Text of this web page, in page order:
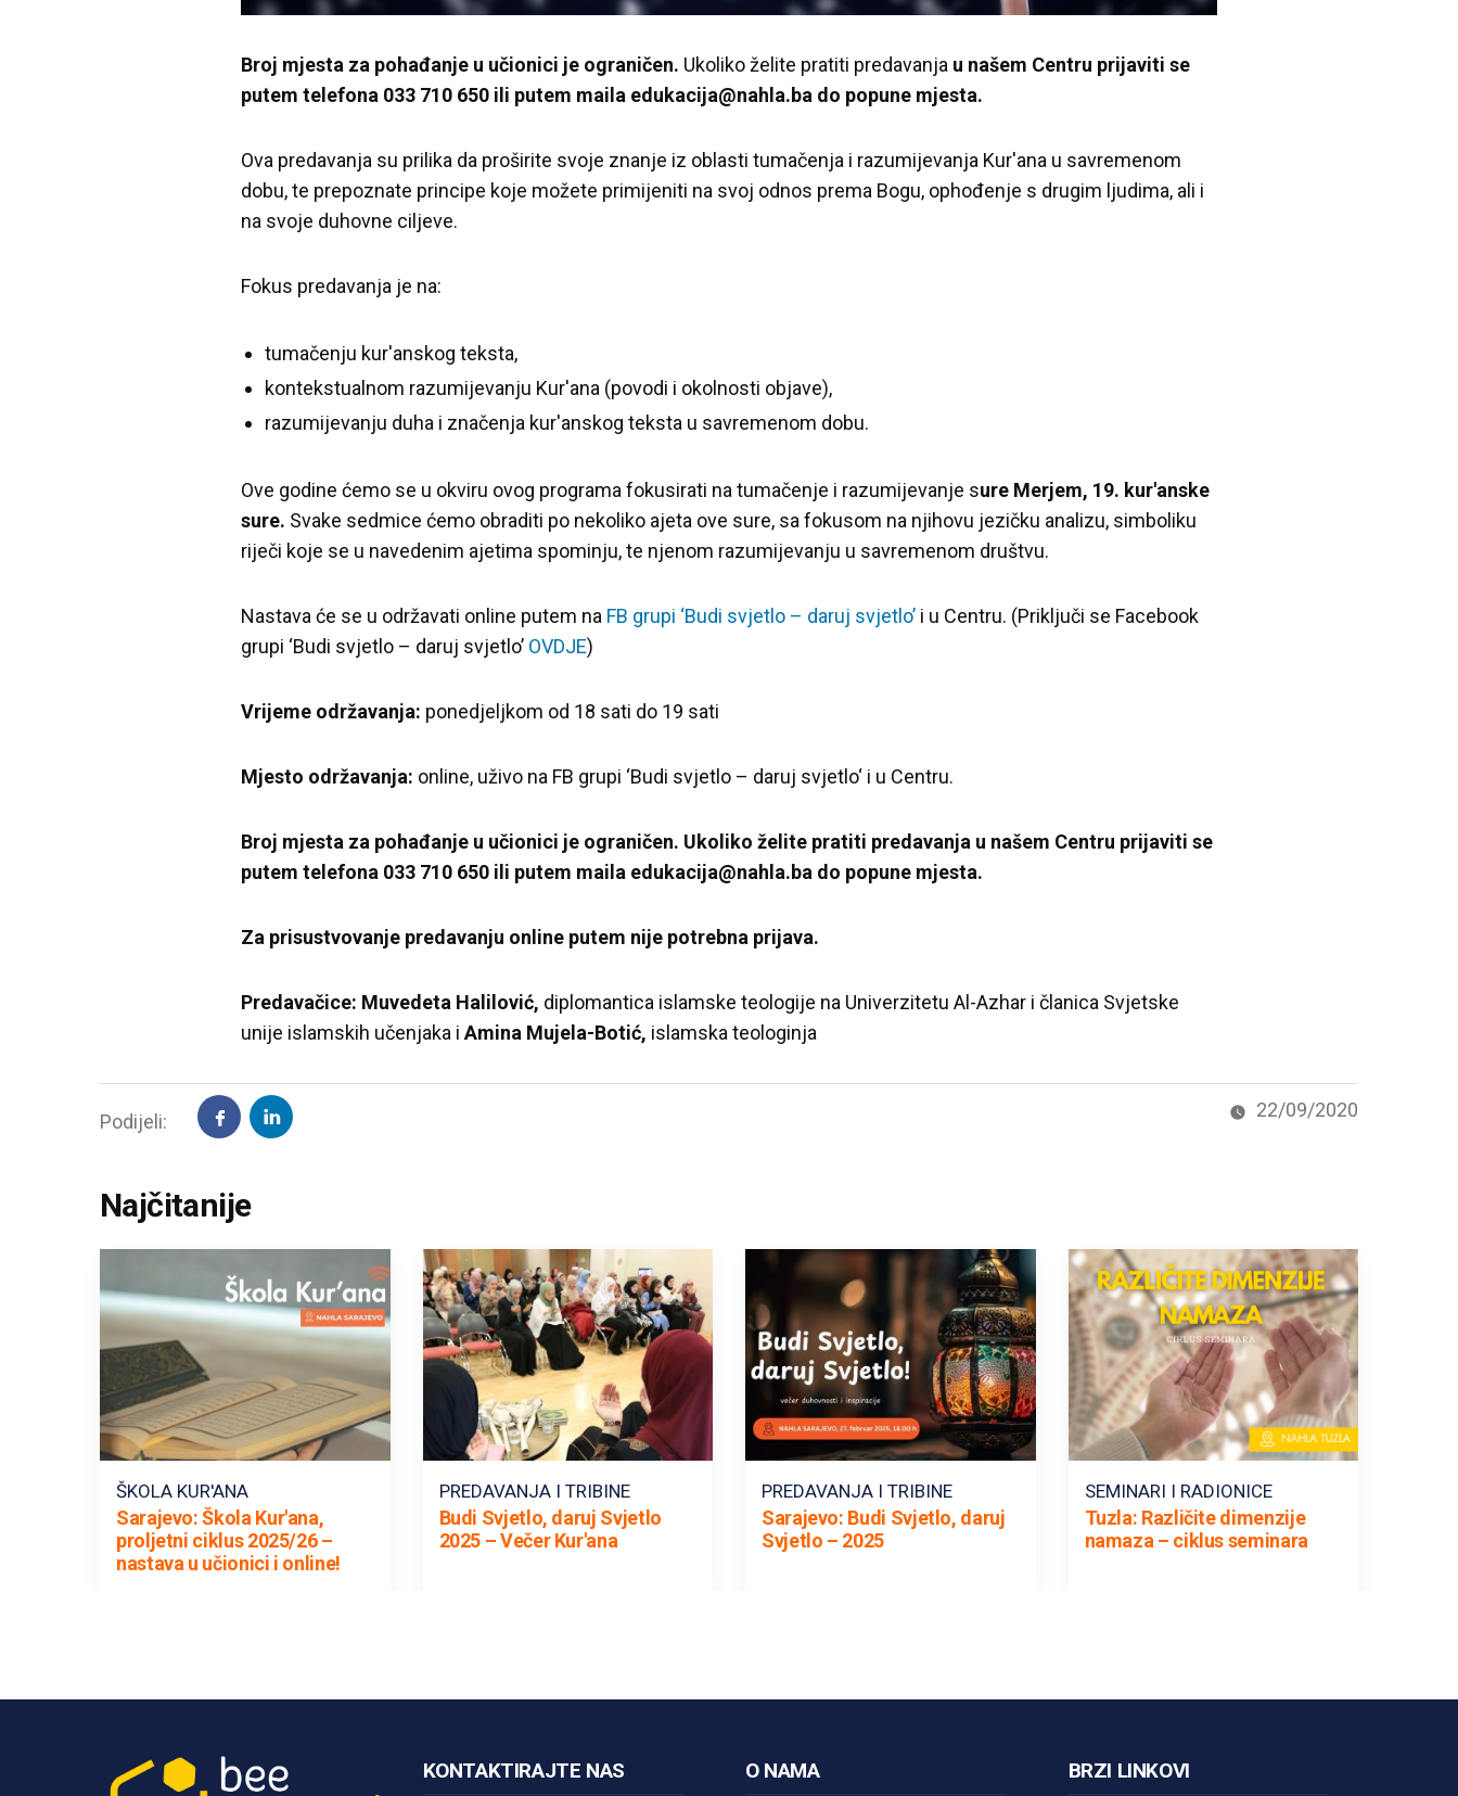
Broj mjesta za pohađanje u učionici je ograničen. Ukoliko želite pratiti predavanja u našem Centru prijaviti se
putem telefona 033 710 650 ili putem maila edukacija@nahla.ba do popune mjesta.
Ova predavanja su prilika da proširite svoje znanje iz oblasti tumačenja i razumijevanja Kur'ana u savremenom
dobu, te prepoznate principe koje možete primijeniti na svoj odnos prema Bogu, ophođenje s drugim ljudima, ali i
na svoje duhovne ciljeve.
Fokus predavanja je na:
tumačenju kur'anskog teksta,
kontekstualnom razumijevanju Kur'ana (povodi i okolnosti objave),
razumijevanju duha i značenja kur'anskog teksta u savremenom dobu.
Ove godine ćemo se u okviru ovog programa fokusirati na tumačenje i razumijevanje sure Merjem, 19. kur'anske
sure. Svake sedmice ćemo obraditi po nekoliko ajeta ove sure, sa fokusom na njihovu jezičku analizu, simboliku
riječi koje se u navedenim ajetima spominju, te njenom razumijevanju u savremenom društvu.
Nastava će se u održavati online putem na FB grupi ‘Budi svjetlo – daruj svjetlo’ i u Centru. (Priključi se Facebook
grupi ‘Budi svjetlo – daruj svjetlo’ OVDJE)
Vrijeme održavanja: ponedjeljkom od 18 sati do 19 sati
Mjesto održavanja: online, uživo na FB grupi ‘Budi svjetlo – daruj svjetlo‘ i u Centru.
Broj mjesta za pohađanje u učionici je ograničen. Ukoliko želite pratiti predavanja u našem Centru prijaviti se
putem telefona 033 710 650 ili putem maila edukacija@nahla.ba do popune mjesta.
Za prisustvovanje predavanju online putem nije potrebna prijava.
Predavačice: Muvedeta Halilović, diplomantica islamske teologije na Univerzitetu Al-Azhar i članica Svjetske
unije islamskih učenjaka i Amina Mujela-Botić, islamska teologinja
Podijeli: 22/09/2020
Najčitanije
ŠKOLA KUR'ANA
Sarajevo: Škola Kur'ana,
proljetni ciklus 2025/26 –
nastava u učionici i online!
PREDAVANJA I TRIBINE
Budi Svjetlo, daruj Svjetlo
2025 – Večer Kur'ana
PREDAVANJA I TRIBINE
Sarajevo: Budi Svjetlo, daruj
Svjetlo – 2025
SEMINARI I RADIONICE
Tuzla: Različite dimenzije
namaza – ciklus seminara
KONTAKTIRAJTE NAS O NAMA BRZI LINKOVI